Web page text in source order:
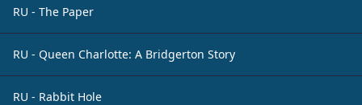
RU - The Paper
RU - Queen Charlotte: A Bridgerton Story
RU - Rabbit Hole